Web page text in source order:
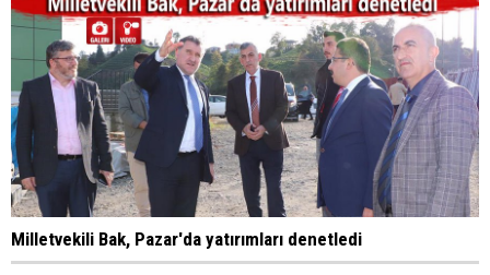
Milletvekili Bak, Pazar'da yatırımları denetledi